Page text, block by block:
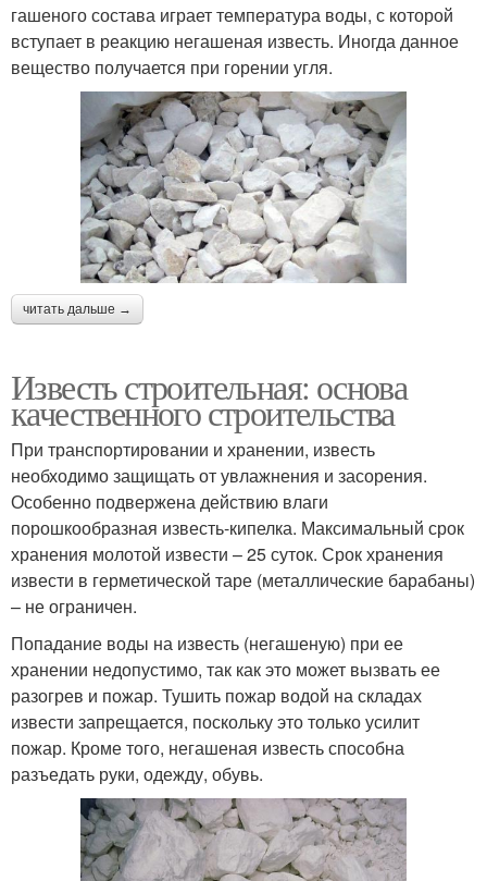
гашеного состава играет температура воды, с которой
вступает в реакцию негашеная известь. Иногда данное
вещество получается при горении угля.
читать дальше →
Известь строительная: основа
качественного строительства
При транспортировании и хранении, известь
необходимо защищать от увлажнения и засорения.
Особенно подвержена действию влаги
порошкообразная известь-кипелка. Максимальный срок
хранения молотой извести – 25 суток. Срок хранения
извести в герметической таре (металлические барабаны)
– не ограничен.
Попадание воды на известь (негашеную) при ее
хранении недопустимо, так как это может вызвать ее
разогрев и пожар. Тушить пожар водой на складах
извести запрещается, поскольку это только усилит
пожар. Кроме того, негашеная известь способна
разъедать руки, одежду, обувь.